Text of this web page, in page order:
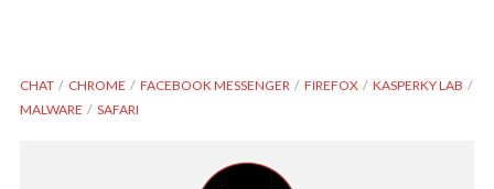
CHAT CHROME FACEBOOK MESSENGER FIREFOX
KASPERKY LAB
MALWARE
SAFARI